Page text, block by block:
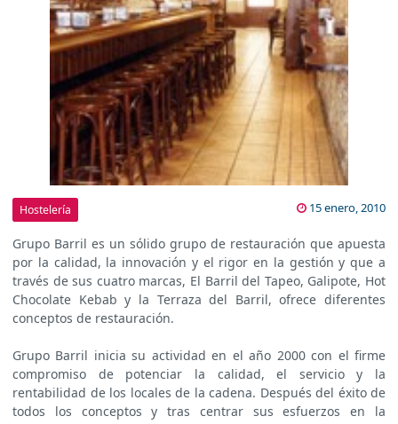
Hostelería 15 enero, 2010
Grupo Barril es un sólido grupo de restauración que apuesta
por la calidad, la innovación y el rigor en la gestión y que a
través de sus cuatro marcas, El Barril del Tapeo, Galipote, Hot
Chocolate Kebab y la Terraza del Barril, ofrece diferentes
conceptos de restauración.
Grupo Barril inicia su actividad en el año 2000 con el firme
compromiso de potenciar la calidad, el servicio y la
rentabilidad de los locales de la cadena. Después del éxito de
todos los conceptos y tras centrar sus esfuerzos en la